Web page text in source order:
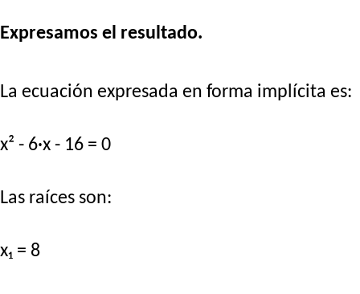
Expresamos el resultado.
La ecuación expresada en forma implícita es:
x² - 6·x - 16 = 0
Las raíces son:
x₁ = 8